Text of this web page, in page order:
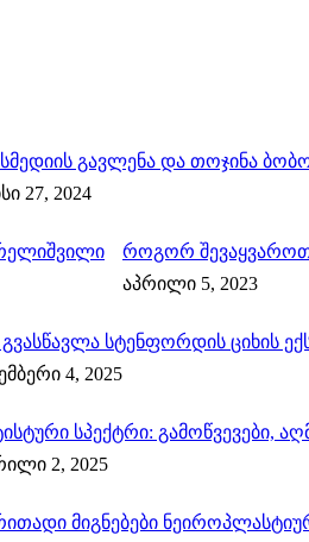
გავლენა და თოჯინა
27, 2024
როგორ შევაყვაროთ
აპრილი 5, 2023
სტენფორდის ციხის
4, 2025
სპექტრი: გამოწვევები,
2, 2025
მიგნებები